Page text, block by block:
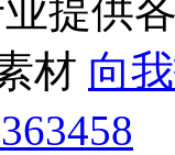
提供
材 向